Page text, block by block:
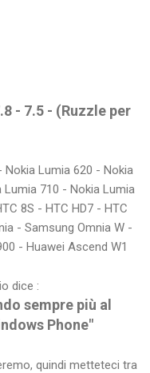
- 7.5 - (Ruzzle per
Nokia Lumia 620 - Nokia
710 - Nokia Lumia
8S - HTC HD7 - HTC
- Samsung Omnia W -
- Huawei Ascend W1
dice :
sempre più al
Phone"
quindi metteteci tra